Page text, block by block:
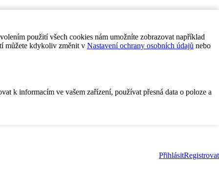
použití všech cookies nám umožníte zobrazovat například
můžete kdykoliv změnit v Nastavení ochrany osobních údajů nebo
k informacím ve vašem zařízení, používat přesná data o poloze a
PřihlásitRegistrovat